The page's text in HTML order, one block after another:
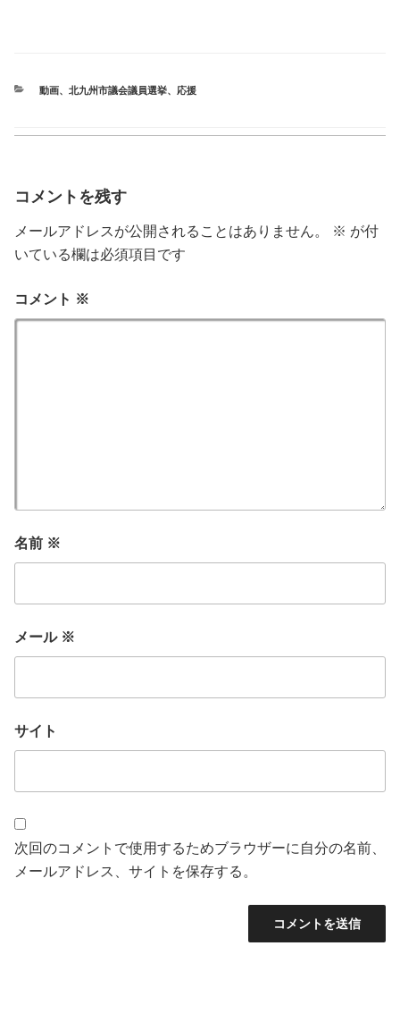
カ
リ
動画、 北九州市議会議員選挙、 応援
コメントを残す
メールアドレスが公開されることはありません。 ※ が付
いている欄は必須項目です
コメント ※
名前 ※
メール ※
サイト
次回のコメントで使用するためブラウザーに自分の名前、
メールアドレス、サイトを保存する。